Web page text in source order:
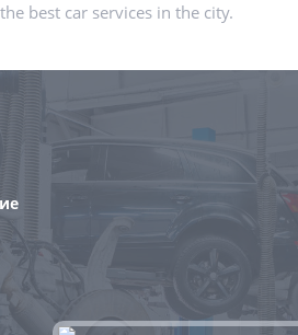
best car services in the city.